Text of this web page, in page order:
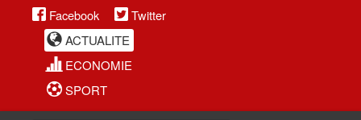
Facebook
Twitter
ACTUALITE
ECONOMIE
SPORT